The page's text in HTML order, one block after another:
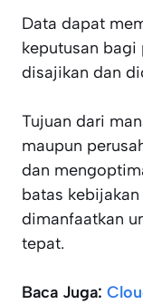
Data dapat
keputusan bagi
disajikan dan
Tujuan dari
maupun
dan
batas
dimanfaatkan
tepat.
Baca Juga: